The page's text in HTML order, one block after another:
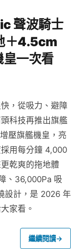
聲波騎士
＋4.5cm
一次看
，從吸力、避障
科技再推出旗艦
壓旗艦機皇，亮
用每分鐘 4,000
乾爽的拖地體
、36,000Pa 吸
設計，是 2026 年
家看。
繼續閱讀→